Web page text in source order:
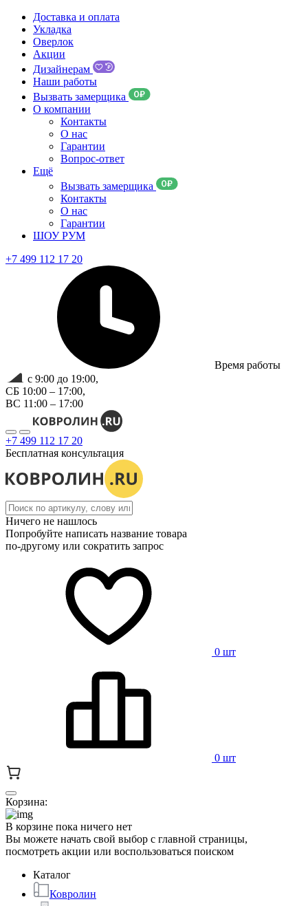
Доставка и оплата
Укладка
Оверлок
Акции
Дизайнерам
Наши работы
Вызвать замерщика
О компании
Контакты
О нас
Гарантии
Вопрос-ответ
Ещё
Вызвать замерщика
Контакты
О нас
Гарантии
ШОУ РУМ
+7 499 112 17 20
Время работы
с 9:00 до 19:00,
СБ 10:00 – 17:00,
ВС 11:00 – 17:00
+7 499 112 17 20
Бесплатная консультация
Ничего не нашлось
Попробуйте написать название товара
по-другому или сократить запрос
0 шт
0 шт
Корзина:
В корзине пока ничего нет
Вы можете начать свой выбор с главной страницы,
посмотреть акции или воспользоваться поиском
Каталог
Ковролин